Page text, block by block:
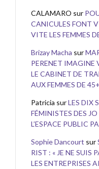
CALAMARO sur
CANICULES FONT
VITE LES FEMMES
Brizay Macha sur
PERENET IMAGINE
LE CABINET DE
AUX FEMMES DE 45+
Patricia surLES DIX
FÉMINISTES DES
L’ESPACE PUBLIC
Sophie Dancourt sur
RIST : « JE NE SUIS
LES ENTREPRISES